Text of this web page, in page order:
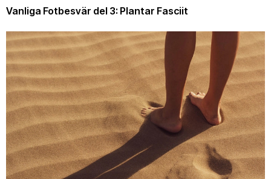
Vanliga Fotbesvär del 3: Plantar Fasciit